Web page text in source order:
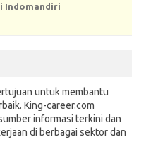
Indomandiri
untuk membantu
King-career.com
informasi terkini dan
di berbagai sektor dan